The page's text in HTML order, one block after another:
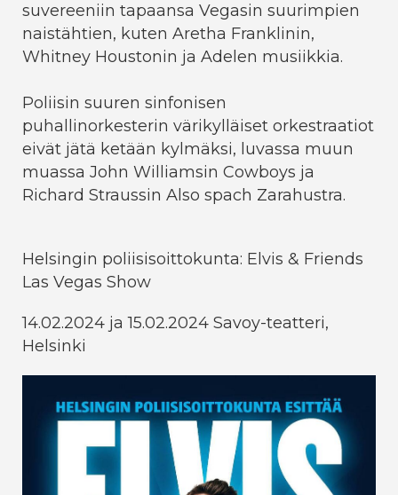
suvereeniin tapaansa Vegasin suurimpien
naistähtien, kuten Aretha Franklinin,
Whitney Houstonin ja Adelen musiikkia.
Poliisin suuren sinfonisen
puhallinorkesterin värikylläiset orkestraatiot
eivät jätä ketään kylmäksi, luvassa muun
muassa John Williamsin Cowboys ja
Richard Straussin Also spach Zarahustra.
Helsingin poliisisoittokunta: Elvis & Friends
Las Vegas Show
14.02.2024 ja 15.02.2024 Savoy-teatteri,
Helsinki